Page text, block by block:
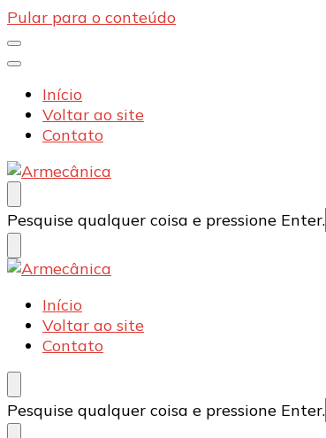
Pular para o conteúdo
Início
Voltar ao site
Contato
Armecânica
Blog
Procurando
algo?
Pesquise qualquer coisa e pressione Enter.
Armecânica
Blog
Início
Voltar ao site
Contato
Procurando
algo?
Pesquise qualquer coisa e pressione Enter.